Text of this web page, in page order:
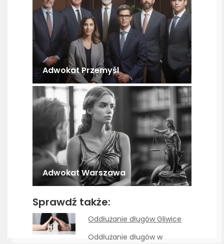
Adwokat Przemyśl
Adwokat Warszawa
Sprawdź także:
Oddłużanie długów Gliwice
Oddłużanie długów w